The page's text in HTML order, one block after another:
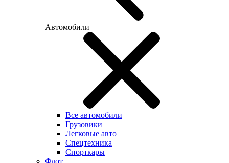
Автомобили
Все автомобили
Грузовики
Легковые авто
Спецтехника
Спорткары
Флот